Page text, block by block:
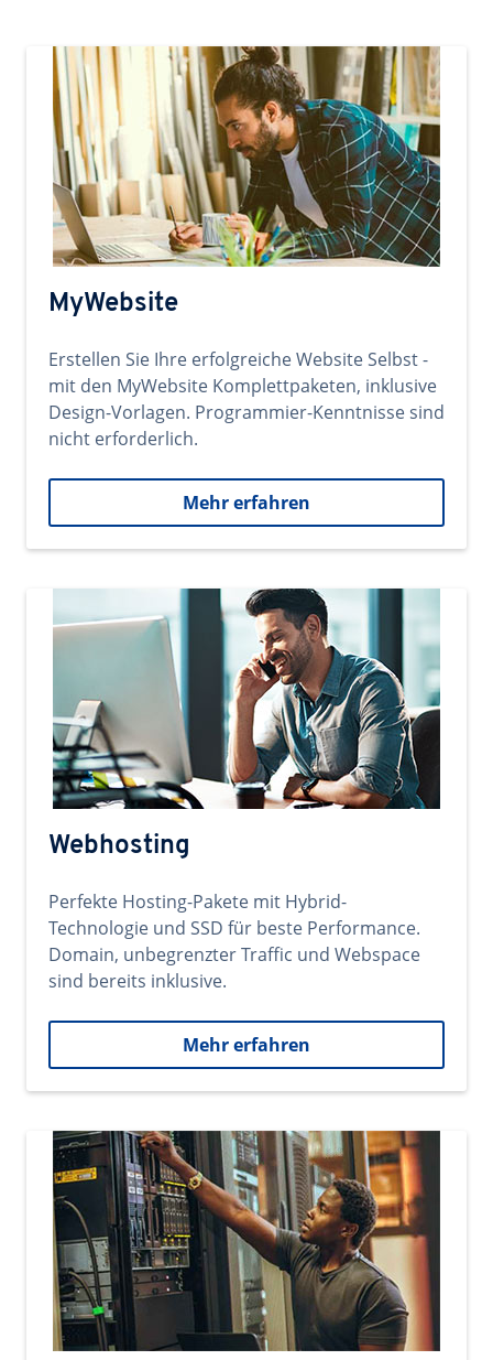
MyWebsite
Erstellen Sie Ihre erfolgreiche Website Selbst -
mit den MyWebsite Komplettpaketen, inklusive
Design-Vorlagen. Programmier-Kenntnisse sind
nicht erforderlich.
Mehr erfahren
Webhosting
Perfekte Hosting-Pakete mit Hybrid-
Technologie und SSD für beste Performance.
Domain, unbegrenzter Traffic und Webspace
sind bereits inklusive.
Mehr erfahren